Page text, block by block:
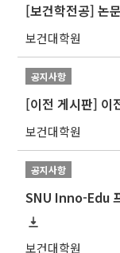
[보건학전공] 논
보건대학원
공지사항
[이전 게시판] 이
보건대학원
공지사항
보건대학원